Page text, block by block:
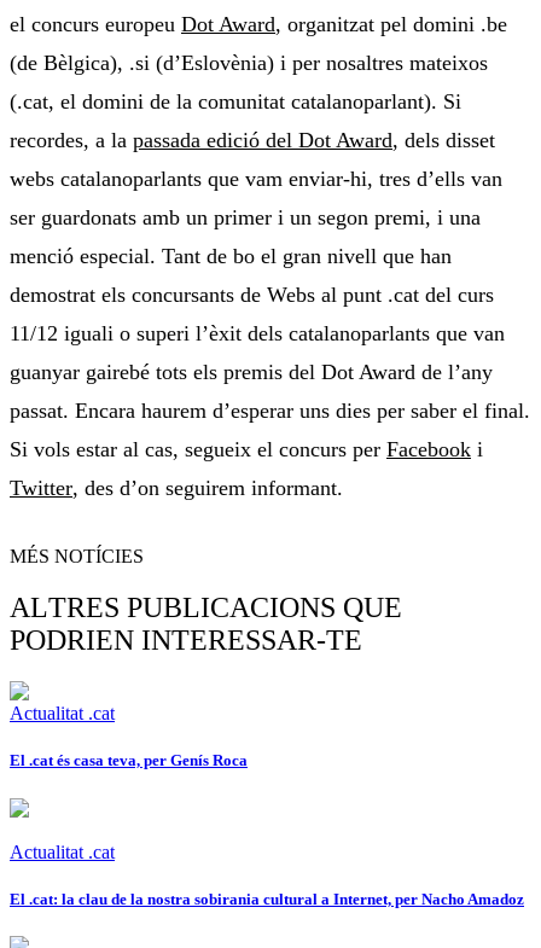
el concurs europeu Dot Award, organitzat pel domini .be
(de Bèlgica), .si (d’Eslovènia) i per nosaltres mateixos
(.cat, el domini de la comunitat catalanoparlant). Si
recordes, a la passada edició del Dot Award, dels disset
webs catalanoparlants que vam enviar-hi, tres d’ells van
ser guardonats amb un primer i un segon premi, i una
menció especial. Tant de bo el gran nivell que han
demostrat els concursants de Webs al punt .cat del curs
11/12 iguali o superi l’èxit dels catalanoparlants que van
guanyar gairebé tots els premis del Dot Award de l’any
passat. Encara haurem d’esperar uns dies per saber el final.
Si vols estar al cas, segueix el concurs per Facebook i
Twitter, des d’on seguirem informant.
MÉS NOTÍCIES
ALTRES PUBLICACIONS QUE
PODRIEN INTERESSAR-TE
Actualitat .cat
El .cat és casa teva, per Genís Roca
Actualitat .cat
El .cat: la clau de la nostra sobirania cultural a Internet, per Nacho Amadoz